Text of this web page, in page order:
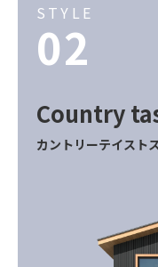
STYLE
02
Country
カントリーテイスト